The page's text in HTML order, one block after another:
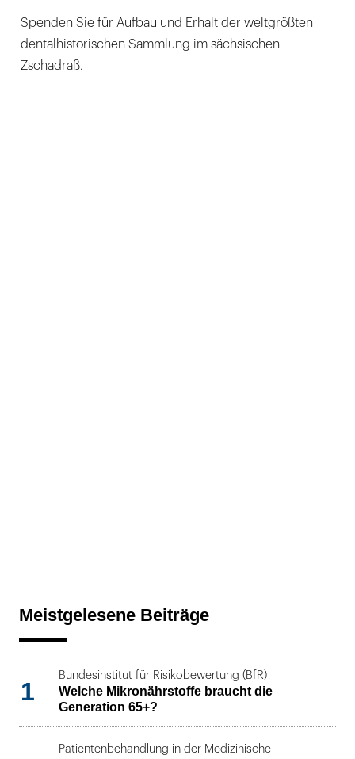
Spenden Sie für Aufbau und Erhalt der weltgrößten
dentalhistorischen Sammlung im sächsischen
Zschadraß.
Meistgelesene Beiträge
1
Bundesinstitut für Risikobewertung (BfR)
Welche Mikronährstoffe braucht die
Generation 65+?
Patientenbehandlung in der Medizinische